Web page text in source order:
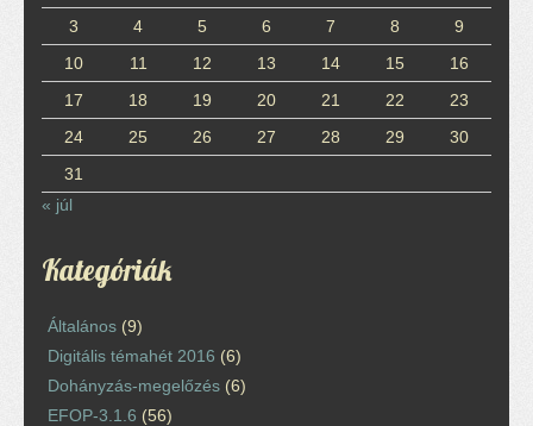
3
4 5 6 7 8
9
10
11 12 13 14 15
16
17
18 19 20 21 22
23
24
25 26 27 28 29
30
31
« júl
Kategóriák
Általános (9)
Digitális témahét 2016 (6)
Dohányzás-megelőzés (6)
EFOP-3.1.6 (56)